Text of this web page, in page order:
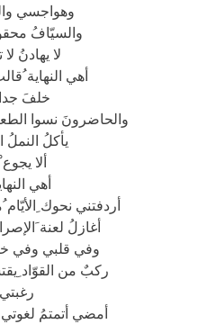
وهواجسي
والسيّافُ
لا يهادنُ
أهي النهاية
خلفَ
والحاضرونَ نسوا
يأكلُ النملُ
ألا
أهي
أردفتني نحوك ِالأيّام
أغازلُ لعنة
وفي قلبي وفي
ركبٌ من القوّاد
أمضي أتمتمُ